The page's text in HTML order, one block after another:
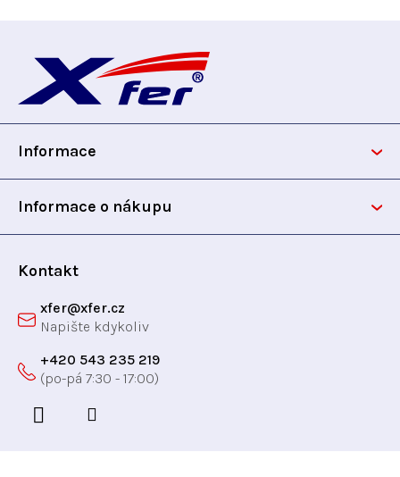
p
Informace
Informace o nákupu
Kontakt
xfer@xfer.cz
+420 543 235 219